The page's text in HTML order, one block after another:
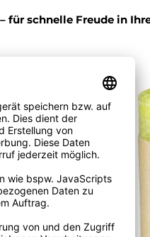
für schnelle Freude in